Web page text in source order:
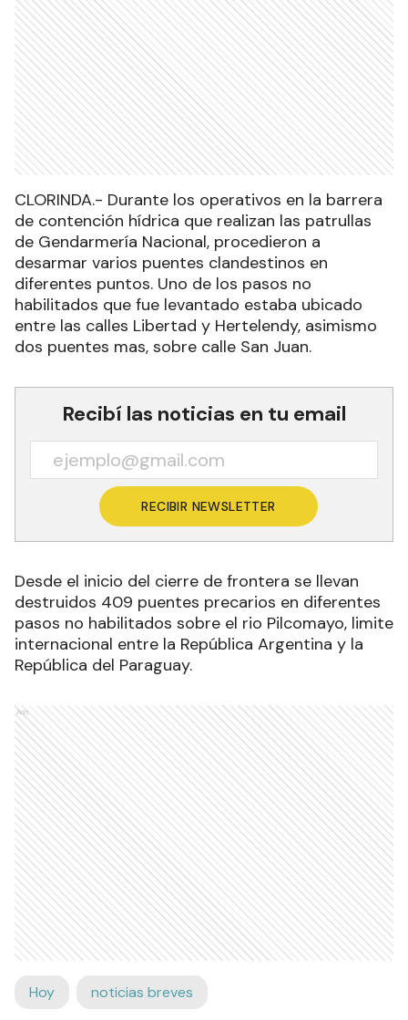
CLORINDA.- Durante los operativos en la barrera
de contención hídrica que realizan las patrullas
de Gendarmería Nacional, procedieron a
desarmar varios puentes clandestinos en
diferentes puntos. Uno de los pasos no
habilitados que fue levantado estaba ubicado
entre las calles Libertad y Hertelendy, asimismo
dos puentes mas, sobre calle San Juan.
Recibí las noticias en tu email
RECIBIR NEWSLETTER
Desde el inicio del cierre de frontera se llevan
destruidos 409 puentes precarios en diferentes
pasos no habilitados sobre el rio Pilcomayo, limite
internacional entre la República Argentina y la
República del Paraguay.
Ads
Hoy noticias breves